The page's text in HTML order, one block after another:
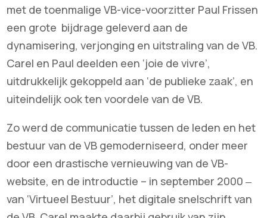
met de toenmalige VB-vice-voorzitter Paul Frissen
een grote bijdrage geleverd aan de
dynamisering, verjonging en uitstraling van de VB.
Carel en Paul deelden een ‘joie de vivre’,
uitdrukkelijk gekoppeld aan ‘de publieke zaak’, en
uiteindelijk ook ten voordele van de VB.
Zo werd de communicatie tussen de leden en het
bestuur van de VB gemoderniseerd, onder meer
door een drastische vernieuwing van de VB-
website, en de introductie – in september 2000 ‒
van ‘Virtueel Bestuur’, het digitale snelschrift van